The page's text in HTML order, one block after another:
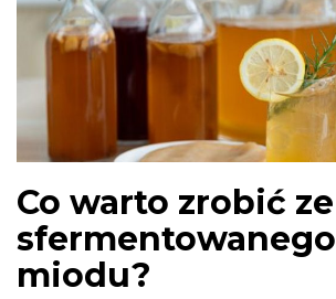
Co warto zrobić ze
sfermentowanego
miodu?